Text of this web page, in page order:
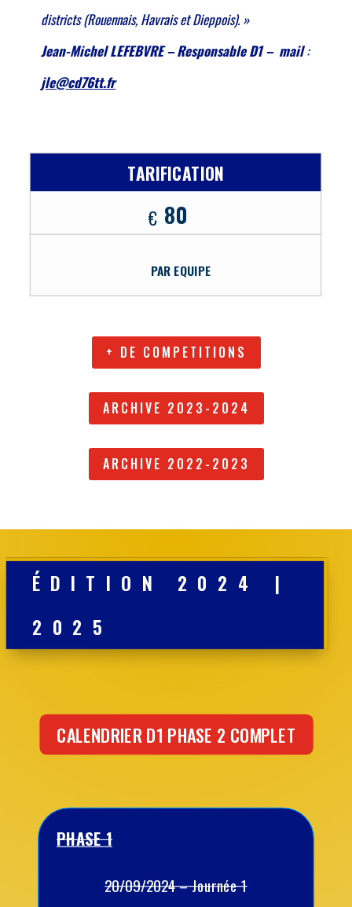
districts (Rouennais, Havrais et Dieppois). »
Jean-Michel LEFEBVRE – Responsable D1 – mail:
jle@cd76tt.fr
TARIFICATION
€ 80
PAR EQUIPE
+ DE COMPETITIONS
ARCHIVE 2023-2024
ARCHIVE 2022-2023
ÉDITION 2024 |
2025
CALENDRIER D1 PHASE 2 COMPLET
PHASE 1
20/09/2024 – Journée 1